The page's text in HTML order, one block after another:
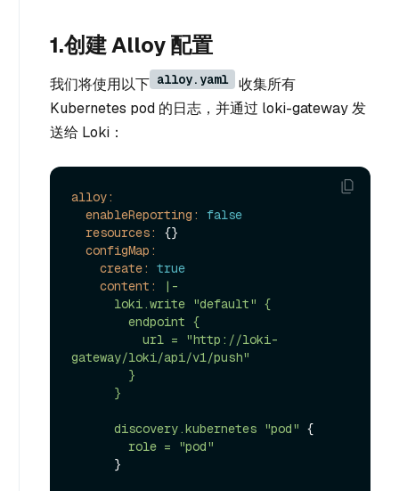
1.创建 Alloy 配置
我们将使用以下 alloy.yaml
收集所有
Kubernetes pod 的日志，并通过 loki-gateway 发
送给 Loki：
alloy:
enableReporting:
false
resources:
{}
configMap:
create:
true
content:
|-
gateway/loki/api/v1/push"
discovery.kubernetes "pod" {
role =
"pod"